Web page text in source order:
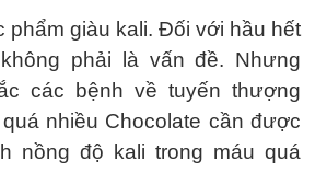
phẩm giàu kali. Đối với hầu hết
phải là vấn đề. Nhưng
các bệnh về tuyến thượng
nhiều Chocolate cần được
nồng độ kali trong máu quá